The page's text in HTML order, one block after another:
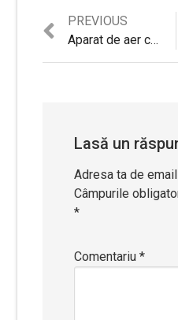
PREVIOUS
Previous
post:
Aparat de aer conditionat Gree Bora GRS-121EI/JBR1-N3, 12000 btu, inverter, clasa A++, refrigerant R-32, Cold Plasma, WiFi ready
Lasă un
Adresa ta de
Câmpurile
*
Comentariu*